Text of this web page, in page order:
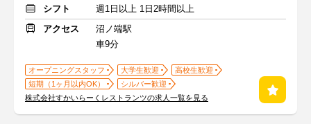
シフト
週1日以上 1日2時間以上
アクセス
沼ノ端駅
車9分
オープニングスタッフ 大学生歓迎
高校生歓迎
短期（1ヶ月以内OK）
シルバー歓迎
株式会社すかいらーくレストランツの求人一覧を見る